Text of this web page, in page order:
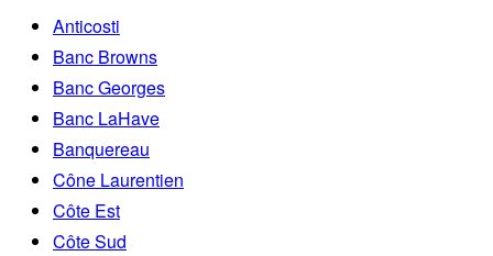
Anticosti
Banc Browns
Banc Georges
Banc LaHave
Banquereau
Cône Laurentien
Côte Est
Côte Sud